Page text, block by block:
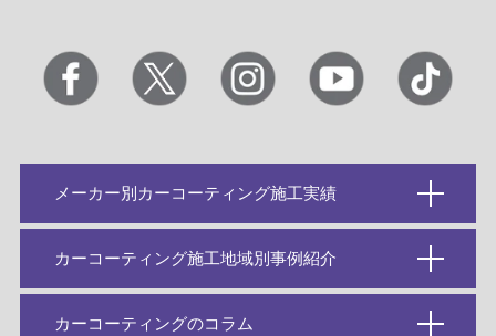
メーカー別カーコーティング施工実績
カーコーティング施工地域別事例紹介
カーコーティングのコラム